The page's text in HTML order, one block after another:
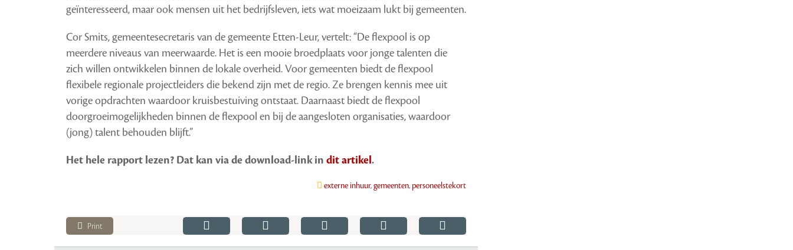
geïnteresseerd, maar ook mensen uit het bedrijfsleven, iets wat moeizaam lukt bij gemeenten.
Cor Smits, gemeentesecretaris van de gemeente Etten-Leur, vertelt: “De flexpool is op
meerdere niveaus van meerwaarde. Het is een mooie broedplaats voor jonge talenten die
zich willen ontwikkelen binnen de lokale overheid. Voor gemeenten biedt de flexpool
flexibele regionale projectleiders die bekend zijn met de regio. Ze brengen kennis mee uit
vorige opdrachten waardoor kruisbestuiving ontstaat. Daarnaast biedt de flexpool
doorgroeimogelijkheden binnen de flexpool en bij de aangesloten organisaties, waardoor
(jong) talent behouden blijft.”
Het hele rapport lezen? Dat kan via de download-link in dit artikel.
externe inhuur,gemeenten, personeelstekort
Print